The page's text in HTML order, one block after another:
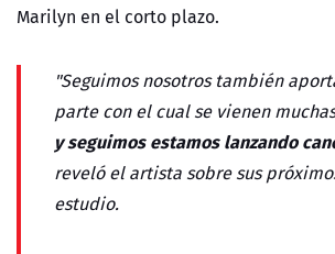
Marilyn en el corto plazo.
"Seguimos nosotros también
parte con el cual se vienen
y seguimos estamos lanzando
reveló el artista sobre sus
estudio.